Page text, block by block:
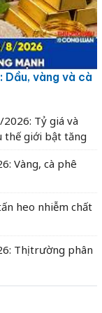
vàng và cà
Tỷ giá và
thế giới bật tăng
Vàng, cà phê
heo nhiễm chất
Thị trường phân